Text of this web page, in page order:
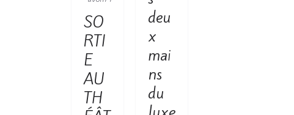
SO
RTI
E
AU
TH
deu
x
mai
ns
du